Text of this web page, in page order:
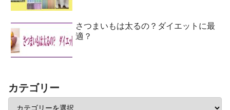
さつまいもは太るの？ダイエットに最
適？
カテゴリー